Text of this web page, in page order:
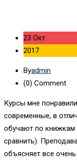
23 Окт
2017
Byadmin
(0) Comment
Курсы мне
современные, в
обучают по
сравнить).
объясняет все